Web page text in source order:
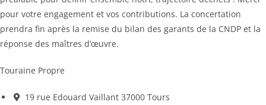
pour votre engagement et vos contributions. La concertation
prendra fin après la remise du bilan des garants de la CNDP et la
réponse des maîtres d’œuvre.
Touraine Propre
19 rue Edouard Vaillant 37000 Tours